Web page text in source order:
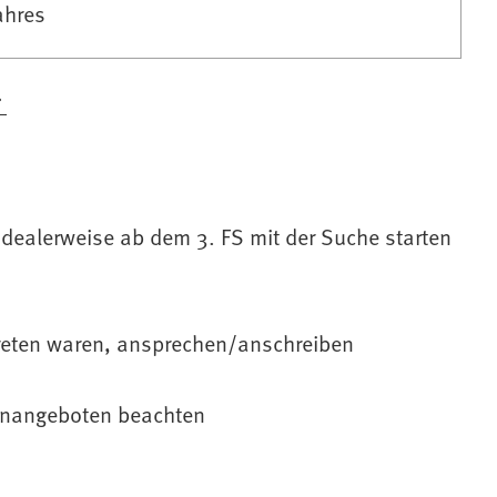
ab dem 3. FS mit der Suche starten
waren, ansprechen/anschreiben
beachten